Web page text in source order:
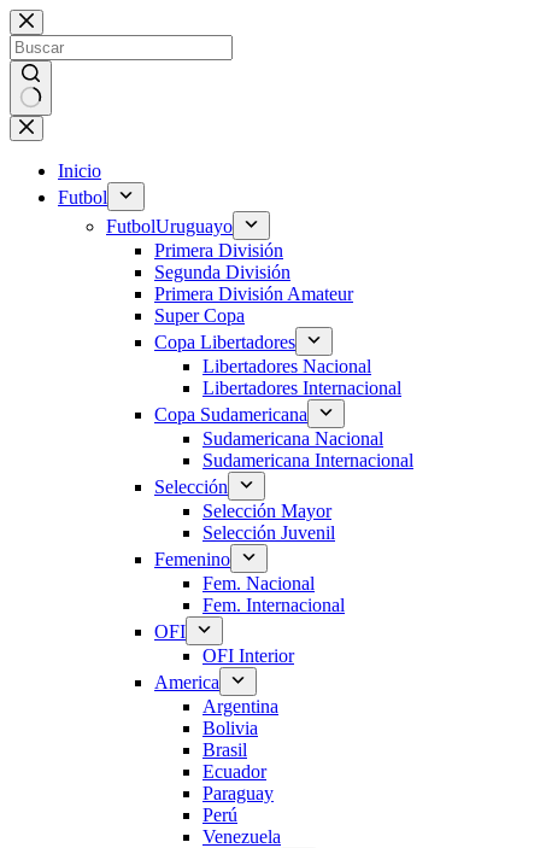
Saltar
al
contenido
Sin
resultados
Inicio
Futbol
FutbolUruguayo
Primera División
Segunda División
Primera División Amateur
Super Copa
Copa Libertadores
Libertadores Nacional
Libertadores Internacional
Copa Sudamericana
Sudamericana Nacional
Sudamericana Internacional
Selección
Selección Mayor
Selección Juvenil
Femenino
Fem. Nacional
Fem. Internacional
OFI
OFI Interior
America
Argentina
Bolivia
Brasil
Ecuador
Paraguay
Perú
Venezuela